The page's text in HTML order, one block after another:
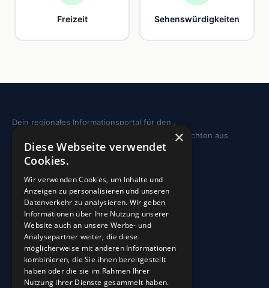
Freizeit Sehenswürdigkeiten
Dein regionales Informationsportal für den .
Sehenswürdigkeiten, Ausflugstipps und Geschichten aus
deiner Region.
REGION
Freizeit
Sehenswürdigkeiten
INFO
Blog
×
Diese Webseite verwendet
Cookies.
Wir verwenden Cookies, um Inhalte und
Anzeigen zu personalisieren und unseren
Datenverkehr zu analysieren. Wir geben
Informationen über Ihre Nutzung unserer
Website auch an unsere Werbe- und
Analysepartner weiter, die diese
möglicherweise mit anderen Informationen
kombinieren, die Sie ihnen bereitgestellt
haben oder die sie im Rahmen Ihrer
Nutzung ihrer Dienste gesammelt haben.